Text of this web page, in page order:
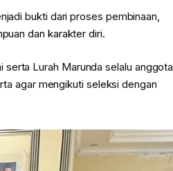
bukti dari proses pembinaan,
dan karakter diri.
serta Lurah Marunda selalu anggota
agar mengikuti seleksi dengan